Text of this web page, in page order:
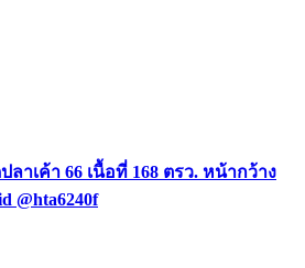
าเค้า 66 เนื้อที่ 168 ตรว. หน้ากว้าง
@hta6240f